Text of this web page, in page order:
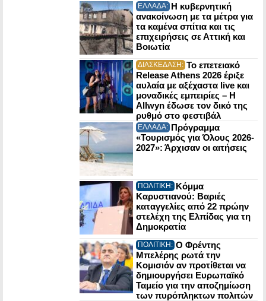
ΕΛΛΑΔΑ: Η κυβερνητική
ανακοίνωση με τα μέτρα για
τα καμένα σπίτια και τις
επιχειρήσεις σε Αττική και
Βοιωτία
ΔΙΑΣΚΕΔΑΣΗ: Το επετειακό
Release Athens 2026 έριξε
αυλαία με αξέχαστα live και
μοναδικές εμπειρίες – Η
Allwyn έδωσε τον δικό της
ρυθμό στο φεστιβάλ
ΕΛΛΑΔΑ: Πρόγραμμα
«Τουρισμός για Όλους 2026-
2027»: Άρχισαν οι αιτήσεις
ΠΟΛΙΤΙΚΗ: Κόμμα
Καρυστιανού: Βαριές
καταγγελίες από 22 πρώην
στελέχη της Ελπίδας για τη
Δημοκρατία
ΠΟΛΙΤΙΚΗ: Ο Φρέντης
Μπελέρης ρωτά την
Κομισιόν αν προτίθεται να
δημιουργήσει Ευρωπαϊκό
Ταμείο για την αποζημίωση
των πυρόπληκτων πολιτών